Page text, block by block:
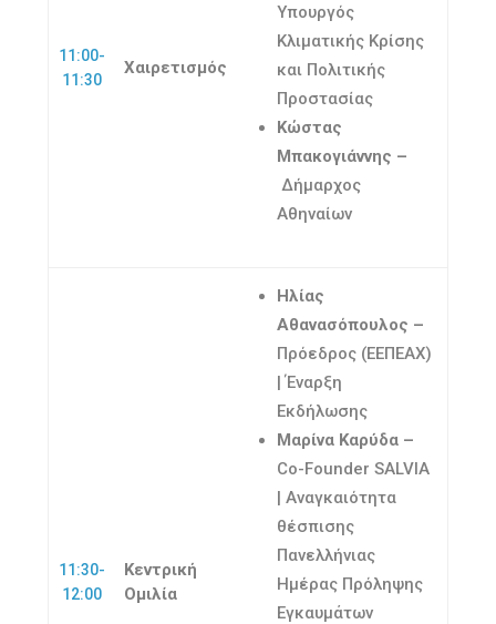
11:00-
11:30
Χαιρετισμός
Υπουργός
Κλιματικής Κρίσης
και Πολιτικής
Προστασίας
Κώστας
Μπακογιάννης –
Δήμαρχος
Αθηναίων
11:30-
12:00
Κεντρική
Ομιλία
Ηλίας
Αθανασόπουλος –
Πρόεδρος (ΕΕΠΕΑΧ)
| Έναρξη
Εκδήλωσης
Μαρίνα Καρύδα –
Co-Founder SALVIA
| Αναγκαιότητα
θέσπισης
Πανελλήνιας
Ημέρας Πρόληψης
Εγκαυμάτων